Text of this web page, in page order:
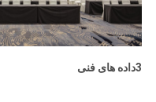
3داده های فنی